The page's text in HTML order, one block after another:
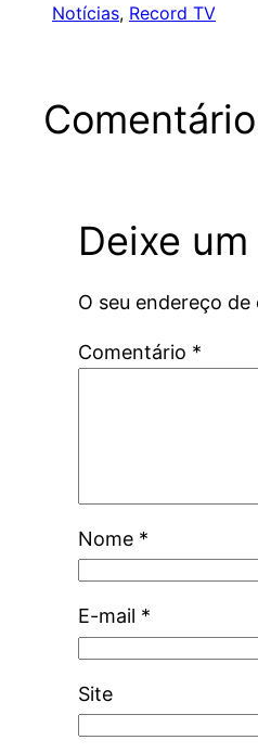
Notícias, Record TV
Deixe
O seu endereço
Comentário *
Nome *
E-mail *
Site